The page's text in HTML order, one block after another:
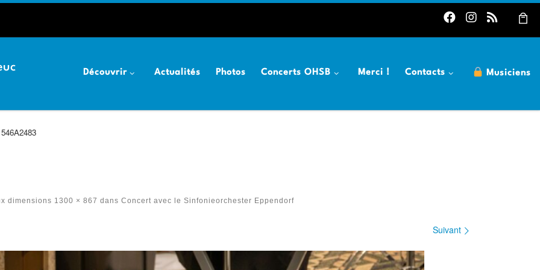
Découvrir Actualités Photos Concerts OHSB Merci ! Contacts Musiciens
546A2483
dimensions 1300 × 867 dans Concert avec le Sinfonieorchester Eppendorf
Suivant